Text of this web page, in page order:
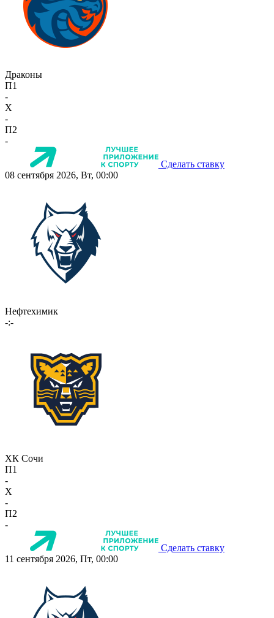
Драконы
П1
-
X
-
П2
-
Сделать ставку
08 сентября 2026, Вт, 00:00
Нефтехимик
-:-
ХК Сочи
П1
-
X
-
П2
-
Сделать ставку
11 сентября 2026, Пт, 00:00